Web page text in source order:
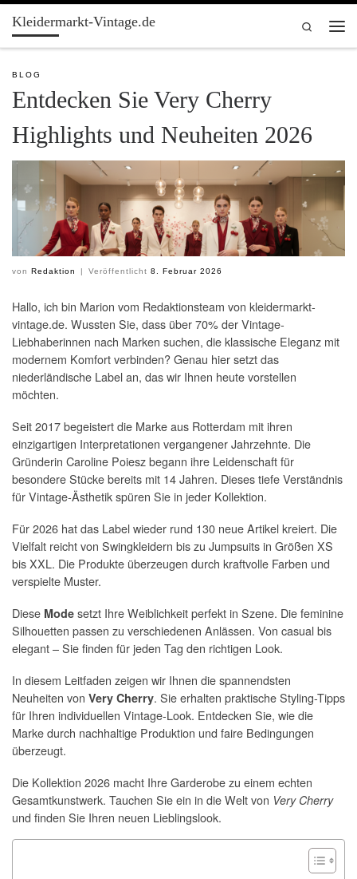
Zum Inhalt springen
Kleidermarkt-Vintage.de
Search
BLOG
Entdecken Sie Very Cherry
Highlights und Neuheiten 2026
von Redaktion | Veröffentlicht8. Februar 2026
Hallo, ich bin Marion vom Redaktionsteam von kleidermarkt-
vintage.de. Wussten Sie, dass über 70% der Vintage-
Liebhaberinnen nach Marken suchen, die klassische Eleganz mit
modernem Komfort verbinden? Genau hier setzt das
niederländische Label an, das wir Ihnen heute vorstellen
möchten.
Seit 2017 begeistert die Marke aus Rotterdam mit ihren
einzigartigen Interpretationen vergangener Jahrzehnte. Die
Gründerin Caroline Poiesz begann ihre Leidenschaft für
besondere Stücke bereits mit 14 Jahren. Dieses tiefe Verständnis
für Vintage-Ästhetik spüren Sie in jeder Kollektion.
Für 2026 hat das Label wieder rund 130 neue Artikel kreiert. Die
Vielfalt reicht von Swingkleidern bis zu Jumpsuits in Größen XS
bis XXL. Die Produkte überzeugen durch kraftvolle Farben und
verspielte Muster.
Diese Mode setzt Ihre Weiblichkeit perfekt in Szene. Die feminine
Silhouetten passen zu verschiedenen Anlässen. Von casual bis
elegant – Sie finden für jeden Tag den richtigen Look.
In diesem Leitfaden zeigen wir Ihnen die spannendsten
Neuheiten von Very Cherry. Sie erhalten praktische Styling-Tipps
für Ihren individuellen Vintage-Look. Entdecken Sie, wie die
Marke durch nachhaltige Produktion und faire Bedingungen
überzeugt.
Die Kollektion 2026 macht Ihre Garderobe zu einem echten
Gesamtkunstwerk. Tauchen Sie ein in die Welt von Very Cherry
und finden Sie Ihren neuen Lieblingslook.